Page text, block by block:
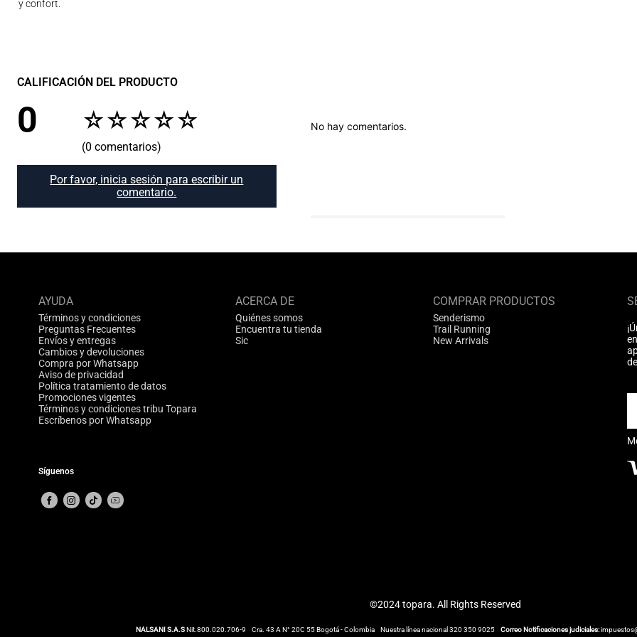
y confort.
CALIFICACIÓN DEL PRODUCTO
☆☆☆☆☆
0
(0 comentarios)
Por favor, inicia sesión para escribir un
comentario.
No hay comentarios.
AYUDA
Términos y condiciones
Preguntas Frecuentes
Envíos y entregas
Cambios y devoluciones
Compra por Whatsapp
Aviso de privacidad
Política tratamiento de datos
Promociones vigentes
Términos y condiciones tribu Topara
Escríbenos por Whatsapp
ACERCA DE
Quiénes somos
Encuentra tu tienda
Sic
COMPRAR PRODUCTOS
Senderismo
Trail Running
New Arrivals
Síguenos
©2024 topara. All Rights Reserved
NALSANI S.A.SNit.800.020.706-9 Cra. 43 A N° 20C 55 Bogotá - Colombia Nuestra línea nacional 320 350 9025 Correo Notificaciones judiciales: